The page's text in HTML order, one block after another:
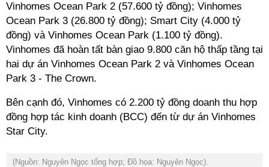
Vinhomes Ocean Park 2 (57.600 tỷ đồng); Vinhomes
Ocean Park 3 (26.800 tỷ đồng); Smart City (4.000 tỷ
đồng) và Vinhomes Ocean Park (1.100 tỷ đồng).
Vinhomes đã hoàn tất bàn giao 9.800 căn hộ thấp tầng tại
hai dự án Vinhomes Ocean Park 2 và Vinhomes Ocean
Park 3 - The Crown.
Bên cạnh đó, Vinhomes có 2.200 tỷ đồng doanh thu hợp
đồng hợp tác kinh doanh (BCC) đến từ dự án Vinhomes
Star City.
(Nguồn: Nguyên Ngọc tổng hợp; Đồ họa: Nguyên Ngọc).